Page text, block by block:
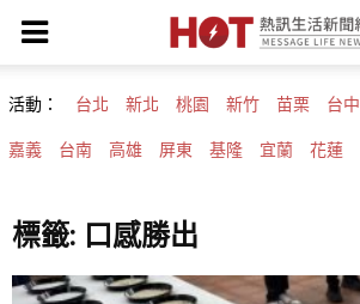
活動： 台北 新北 桃園 新竹 苗栗 台中
嘉義 台南 高雄 屏東 基隆 宜蘭 花蓮
標籤: 口感勝出